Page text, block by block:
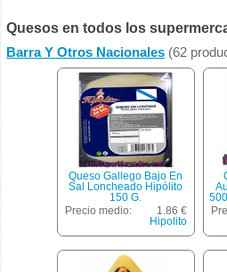
Quesos en todos los
Barra Y Otros Nacionales (62
Queso Gallego Bajo En
Sal Loncheado Hipólito
150 G.
Precio medio:
1.86 €
Hipolito